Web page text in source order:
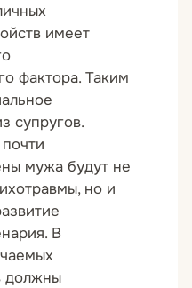
имеет
фактора. Таким
супругов.
мужа будут не
но и
В
должны